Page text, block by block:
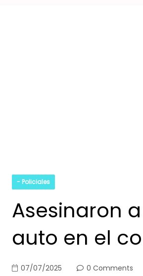
- Policiales
Asesinaron
auto en el
07/07/2025 0 Comments